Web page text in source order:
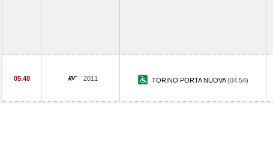
05.48 2011 TORINO PORTA NUOVA(04.54)